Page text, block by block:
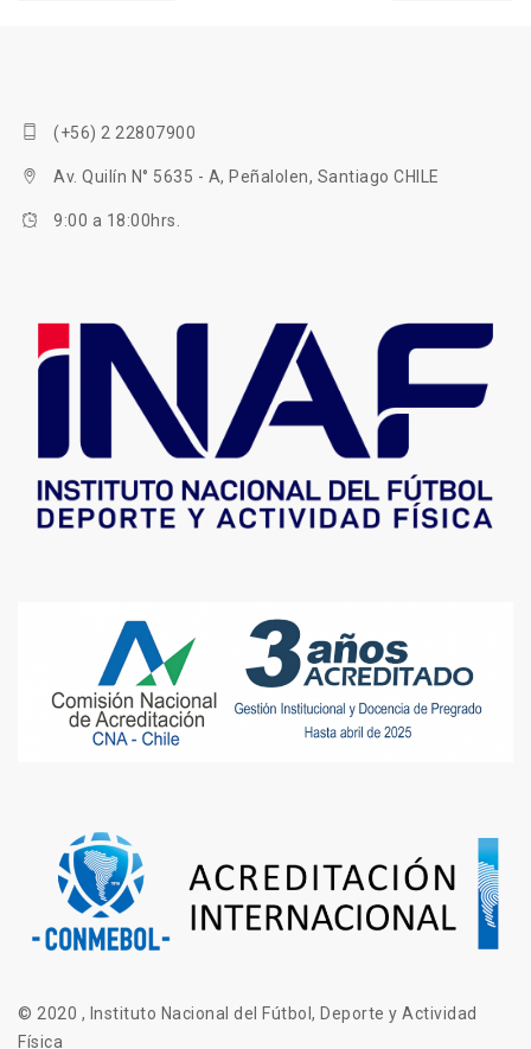
(+56) 2 22807900
Av. Quilín N° 5635 - A, Peñalolen, Santiago CHILE
9:00 a 18:00hrs.
© 2020 , Instituto Nacional del Fútbol, Deporte y Actividad
Física